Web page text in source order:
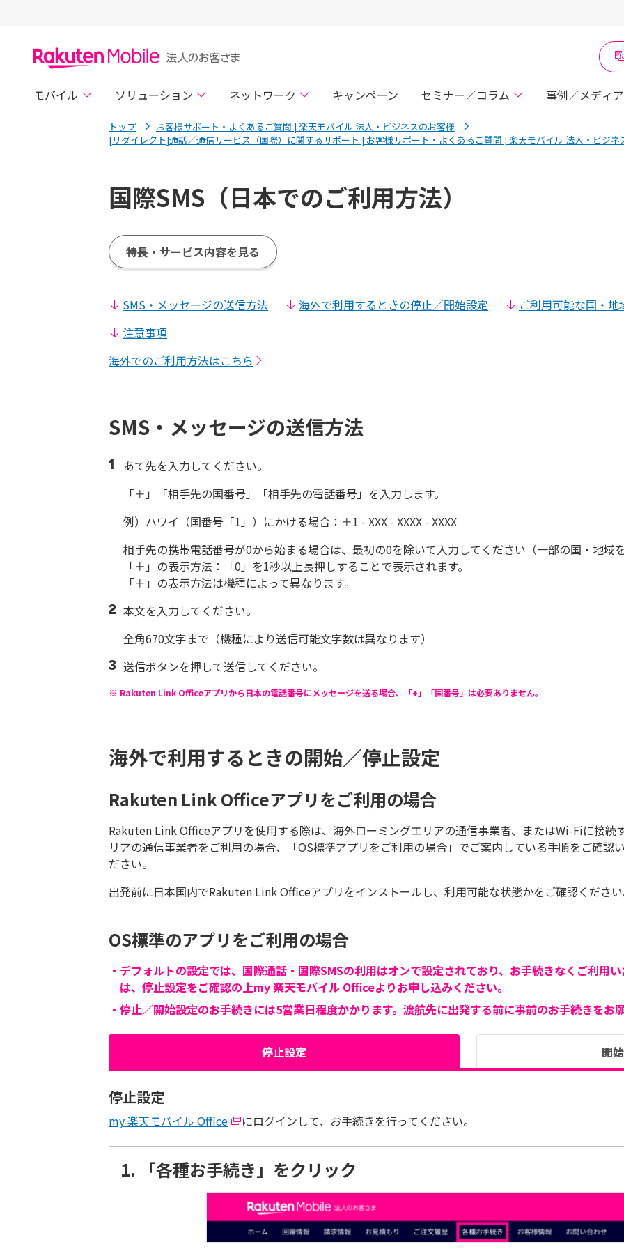
モバイル ソリューション ネットワーク キャンペーン セミナー／コラム 事例／メディア
トップ
お客様サポート・よくあるご質問 | 楽天モバイル 法人・ビジネスのお客様
[リダイレクト]通話／通信サービス（国際）に関するサポート | お客様サポート・よくあるご質問 | 楽天モバイル 法人・ビジネ
国際SMS（日本でのご利用方法）
特長・サービス内容を見る
SMS・メッセージの送信方法 海外で利用するときの停止／開始設定 ご利用可能な国・
注意事項
海外でのご利用方法はこちら
SMS・メッセージの送信方法
あて先を入力してください。
「＋」「相手先の国番号」「相手先の電話番号」を入力します。
例）ハワイ（国番号「1」）にかける場合：＋1 - XXX - XXXX - XXXX
相手先の携帯電話番号が0から始まる場合は、最初の0を除いて入力してください（一部の国・地域を
「＋」の表示方法：「0」を1秒以上長押しすることで表示されます。
「＋」の表示方法は機種によって異なります。
本文を入力してください。
全角670文字まで（機種により送信可能文字数は異なります）
送信ボタンを押して送信してください。
※ Rakuten Link Officeアプリから日本の電話番号にメッセージを送る場合、「+」「国番号」は必要ありません。
海外で利用するときの開始／停止設定
Rakuten Link Officeアプリをご利用の場合
Rakuten Link Officeアプリを使用する際は、海外ローミングエリアの通信事業者、またはWi-Fiに接続
リアの通信事業者をご利用の場合、「OS標準アプリをご利用の場合」でご案内している手順をご確認
ださい。
出発前に日本国内でRakuten Link Officeアプリをインストールし、利用可能な状態かをご確認ください
OS標準のアプリをご利用の場合
・ デフォルトの設定では、国際通話・国際SMSの利用はオンで設定されており、お手続きなくご利用
は、停止設定をご確認の上my 楽天モバイル Officeよりお申し込みください。
・ 停止／開始設定のお手続きには5営業日程度かかります。渡航先に出発する前に事前のお手続きをお願
停止設定 開
停止設定
my 楽天モバイル Office にログインして、お手続きを行ってください。
1. 「各種お手続き」をクリック